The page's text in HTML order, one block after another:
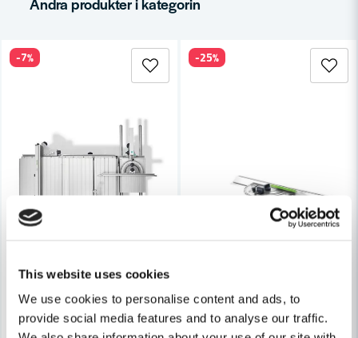
This website uses cookies
We use cookies to personalise content and ads, to
provide social media features and to analyse our traffic.
Ja, ni får publicera min fråga
-7% -25%